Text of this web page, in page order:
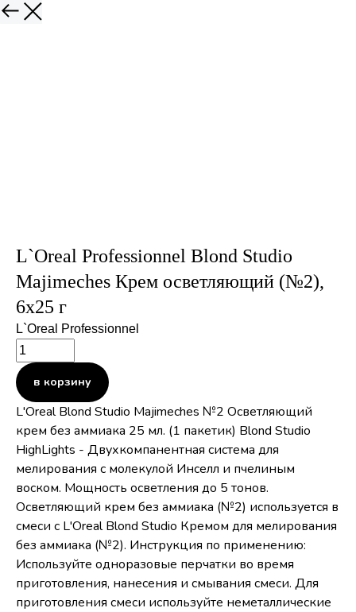
L`Oreal Professionnel Blond Studio
Majimeches Крем осветляющий (№2),
6х25 г
L`Oreal Professionnel
в корзину
L'Oreal Blond Studio Majimeches №2 Осветляющий
крем без аммиака 25 мл. (1 пакетик) Blond Studio
HighLights - Двухкомпанентная система для
мелирования с молекулой Инселл и пчелиным
воском. Мощность осветления до 5 тонов.
Осветляющий крем без аммиака (№2) используется в
смеси с L'Oreal Blond Studio Кремом для мелирования
без аммиака (№2). Инструкция по применению:
Используйте одноразовые перчатки во время
приготовления, нанесения и смывания смеси. Для
приготовления смеси используйте неметаллические